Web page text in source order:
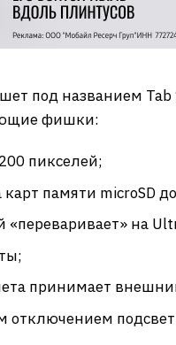
под названием Tab
фишки:
пикселей;
памяти microSD
на
принимает
отключением